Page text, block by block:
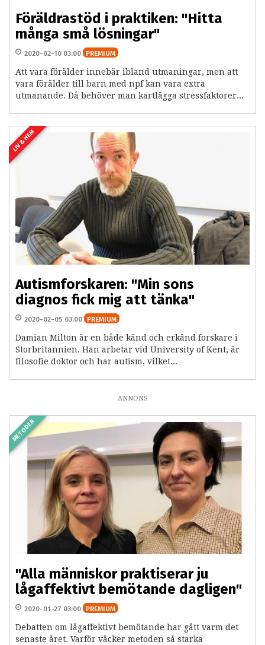
Föräldrastöd i praktiken: "Hitta
många små lösningar"
2020-02-10 03:00 PREMIUM
Att vara förälder innebär ibland utmaningar, men att
vara förälder till barn med npf kan vara extra
utmanande. Då behöver man kartlägga stressfaktorer...
LIV & HEM
Autismforskaren: "Min sons
diagnos fick mig att tänka"
2020-02-05 03:00 PREMIUM
Damian Milton är en både känd och erkänd forskare i
Storbritannien. Han arbetar vid University of Kent, är
filosofie doktor och har autism, vilket...
ANNONS
METODER
"Alla människor praktiserar ju
lågaffektivt bemötande dagligen"
2020-01-27 03:00 PREMIUM
Debatten om lågaffektivt bemötande har gått varm det
senaste året. Varför väcker metoden så starka